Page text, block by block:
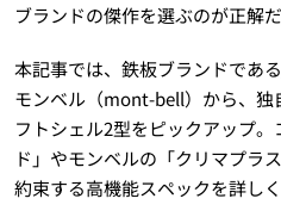
ブランドの傑作を選ぶのが正解だ
本記事では、鉄板ブランドである
モンベル（mont-bell）から、独
フトシェル2型をピックアップ
ド」やモンベルの「クリマプラ
約束する高機能スペックを詳しく